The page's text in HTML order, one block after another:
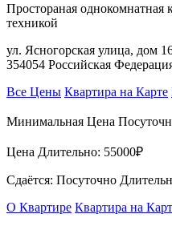
Простораная однокомнатная
техникой
ул. Ясногорская улица, дом
354054 Российская
Все Цены Квартира на Карте
Минимальная Цена
Цена Длительно: 55000₽
Сдаётся: Посуточно
О Квартире Квартира на